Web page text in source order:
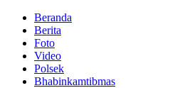
Beranda
Berita
Foto
Video
Polsek
Bhabinkamtibmas